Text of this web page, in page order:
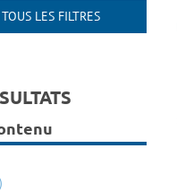
LES FILTRES